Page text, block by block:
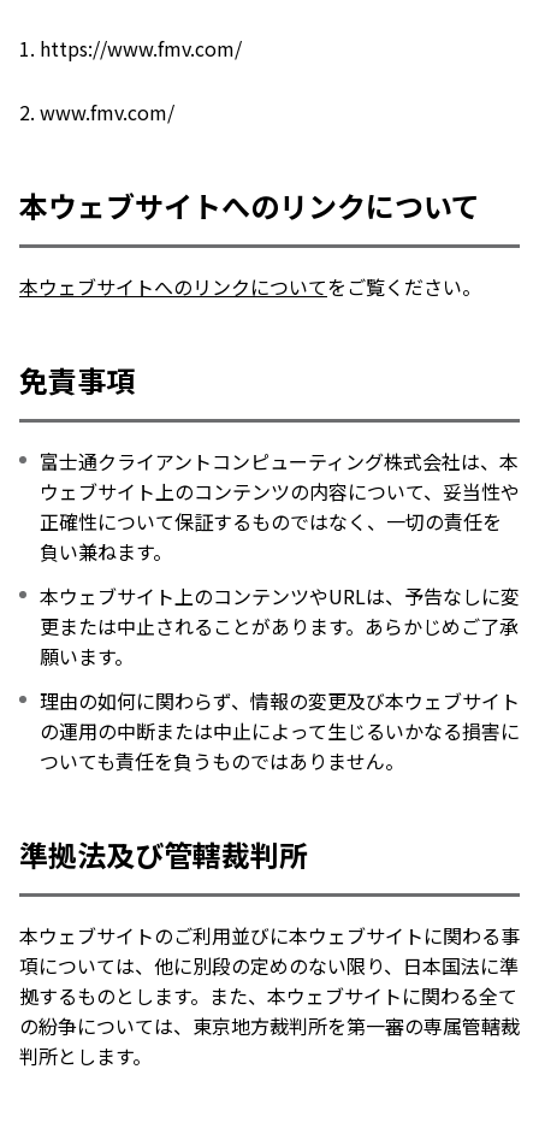
1. https://www.fmv.com/
2. www.fmv.com/
本ウェブサイトへのリンクについて
本ウェブサイトへのリンクについてをご覧ください。
免責事項
富士通クライアントコンピューティング株式会社は、本
ウェブサイト上のコンテンツの内容について、妥当性や
正確性について保証するものではなく、一切の責任を
負い兼ねます。
本ウェブサイト上のコンテンツやURLは、予告なしに変
更または中止されることがあります。あらかじめご了承
願います。
理由の如何に関わらず、情報の変更及び本ウェブサイト
の運用の中断または中止によって生じるいかなる損害に
ついても責任を負うものではありません。
準拠法及び管轄裁判所
本ウェブサイトのご利用並びに本ウェブサイトに関わる事
項については、他に別段の定めのない限り、日本国法に準
拠するものとします。また、本ウェブサイトに関わる全て
の紛争については、東京地方裁判所を第一審の専属管轄裁
判所とします。